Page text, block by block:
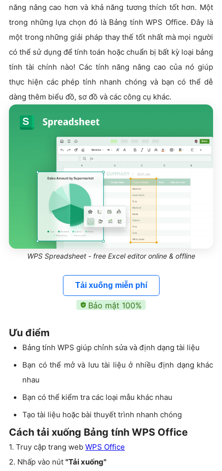
năng nâng cao hơn và khả năng tương thích tốt hơn. Một
trong những lựa chọn đó là Bảng tính WPS Office. Đây là
một trong những giải pháp thay thế tốt nhất mà mọi người
có thể sử dụng để tính toán hoặc chuẩn bị bất kỳ loại bảng
tính tài chính nào! Các tính năng nâng cao của nó giúp
thực hiện các phép tính nhanh chóng và bạn có thể dễ
dàng thêm biểu đồ, sơ đồ và các công cụ khác.
WPS Spreadsheet - free Excel editor online & offline
Tải xuống miễn phí
Bảo mật 100%
Ưu điểm
Bảng tính WPS giúp chỉnh sửa và định dạng tài liệu
Bạn có thể mở và lưu tài liệu ở nhiều định dạng khác
nhau
Bạn có thể kiểm tra các loại mẫu khác nhau
Tạo tài liệu hoặc bài thuyết trình nhanh chóng
Cách tải xuống Bảng tính WPS Office
1. Truy cập trang web WPS Office
2. Nhấp vào nút "Tải xuống"